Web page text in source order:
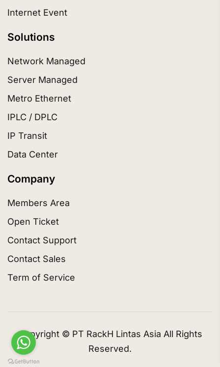
Internet Event
Solutions
Network Managed
Server Managed
Metro Ethernet
IPLC / DPLC
IP Transit
Data Center
Company
Members Area
Open Ticket
Contact Support
Contact Sales
Term of Service
Copyright © PT RackH Lintas Asia All Rights
Reserved.